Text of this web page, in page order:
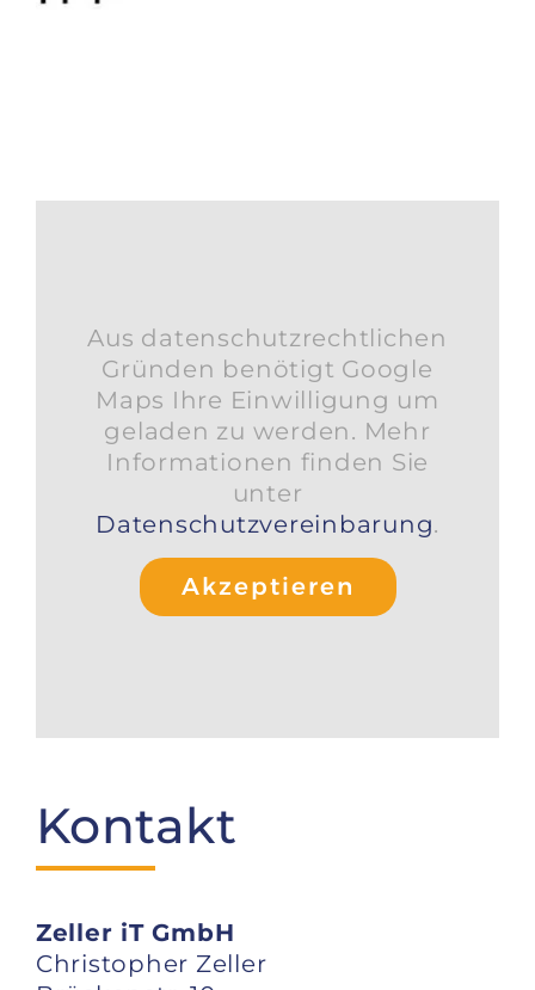
Aus datenschutzrechtlichen
Gründen benötigt Google
Maps Ihre Einwilligung um
geladen zu werden. Mehr
Informationen finden Sie
unter
Datenschutzvereinbarung